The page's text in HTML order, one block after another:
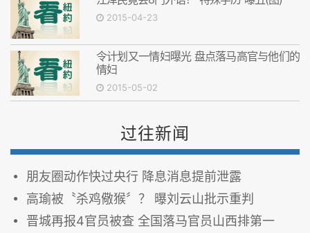
2015-04-23
令计划又一情妇曝光 盘点落马高官与他们的
情妇
2015-05-02
过往新闻
朋友圈动作快过央行 降息消息提前泄露
高瑜被〝杀鸡儆猴〞？ 曝刘云山批示重判
晋城再报4官员被查 全国落马官员山西排第一